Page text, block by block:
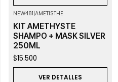
NEW481|AMETISTHE
KIT AMETHYSTE
SHAMPO + MASK SILVER
250ML
$15.500
VER DETALLES